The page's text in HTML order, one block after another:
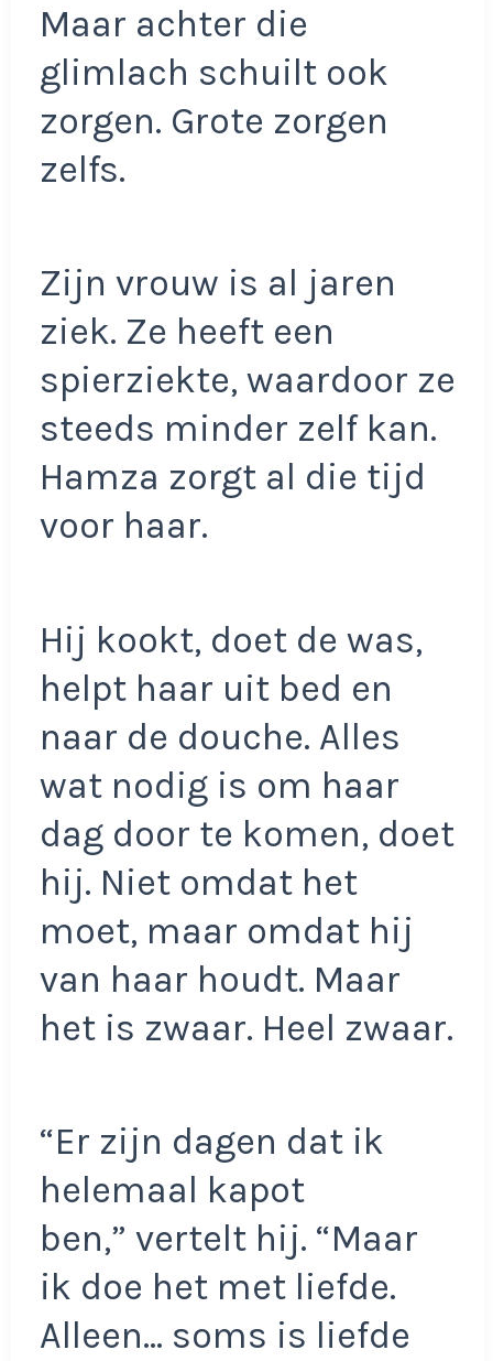
Maar achter die
glimlach schuilt ook
zorgen. Grote zorgen
zelfs.
Zijn vrouw is al jaren
ziek. Ze heeft een
spierziekte, waardoor ze
steeds minder zelf kan.
Hamza zorgt al die tijd
voor haar.
Hij kookt, doet de was,
helpt haar uit bed en
naar de douche. Alles
wat nodig is om haar
dag door te komen, doet
hij. Niet omdat het
moet, maar omdat hij
van haar houdt. Maar
het is zwaar. Heel zwaar.
“Er zijn dagen dat ik
helemaal kapot
ben,” vertelt hij. “Maar
ik doe het met liefde.
Alleen… soms is liefde